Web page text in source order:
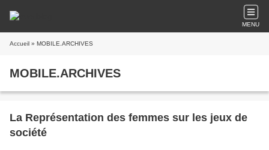
MENU
Accueil » MOBILE.ARCHIVES
MOBILE.ARCHIVES
La Représentation des femmes sur les jeux de
société